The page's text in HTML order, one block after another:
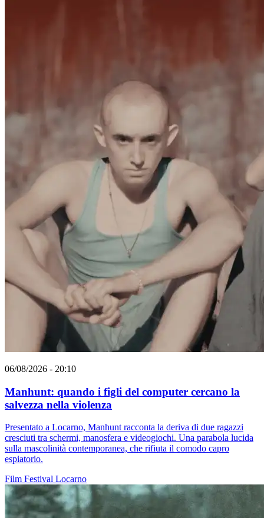
06/08/2026 - 20:10
Manhunt: quando i figli del computer cercano la
salvezza nella violenza
Presentato a Locarno, Manhunt racconta la deriva di due ragazzi
cresciuti tra schermi, manosfera e videogiochi. Una parabola lucida
sulla mascolinità contemporanea, che rifiuta il comodo capro
espiatorio.
Film Festival Locarno